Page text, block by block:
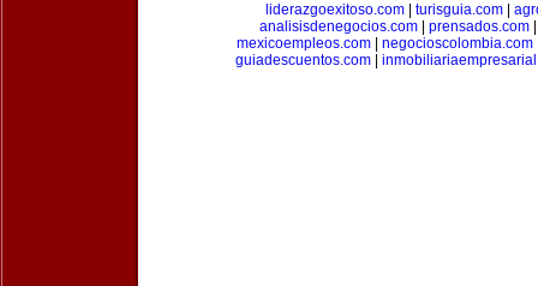
liderazgoexitoso.com| turisguia.com|
analisisdenegocios.com
prensados.com
mexicoempleos.com
negocioscolombia.com
guiadescuentos.com